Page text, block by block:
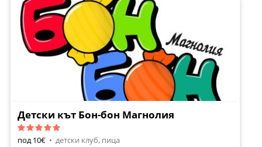
Детски кът Бон-бон Магнолия
под 10€ • детски клуб, пица